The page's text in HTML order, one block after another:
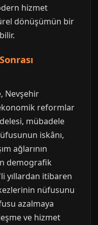
hizmet
dönüşümün bir
Nevşehir
reformlar
mübadele
iskânı,
ağlarının
demografik
yıllardan itibaren
nüfusunu
azalmaya
ve hizmet